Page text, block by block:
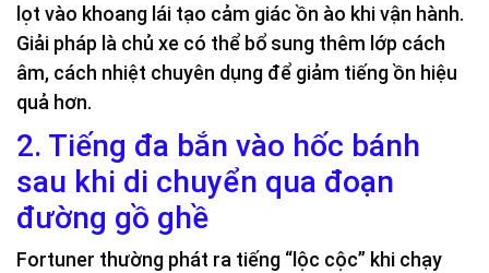
lọt vào khoang lái tạo cảm giác ồn ào khi vận hành.
Giải pháp là chủ xe có thể bổ sung thêm lớp cách
âm, cách nhiệt chuyên dụng để giảm tiếng ồn hiệu
quả hơn.
2. Tiếng đa bắn vào hốc bánh
sau khi di chuyển qua đoạn
đường gồ ghề
Fortuner thường phát ra tiếng “lộc cộc” khi chạy